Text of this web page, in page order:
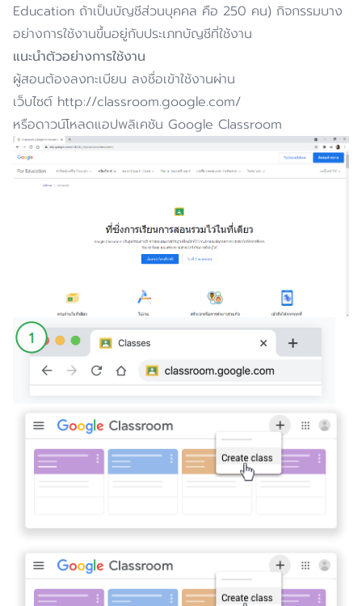
Education ถ้าเป็นบัญชีส่วนบุคคล คือ 250 คน) กิจกรรมบาง
อย่างการใช้งานขึ้นอยู่กับประเภทบัญชีที่ใช้งาน
แนะนำตัวอย่างการใช้งาน
ผู้สอนต้องลงทะเบียน ลงชื่อเข้าใช้งานผ่าน
เว็บไซต์ http://classroom.google.com/
หรือดาวน์โหลดแอปพลิเคชัน Google Classroom